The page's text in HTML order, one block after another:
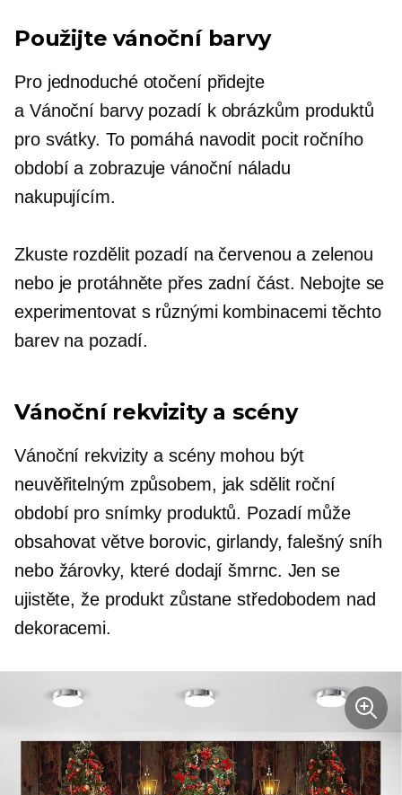
Použijte vánoční barvy
Pro jednoduché otočení přidejte
a Vánoční barvypozadí k obrázkům produktů
pro svátky. To pomáhá navodit pocit ročního
období a zobrazuje vánoční náladu
nakupujícím.
Zkuste rozdělit pozadí na červenou a zelenou
nebo je protáhněte přes zadní část. Nebojte se
experimentovat s různými kombinacemi těchto
barev na pozadí.
Vánoční rekvizity a scény
Vánoční rekvizity a scény mohou být
neuvěřitelným způsobem, jak sdělit roční
období pro snímky produktů. Pozadí může
obsahovat větve borovic, girlandy, falešný sníh
nebo žárovky, které dodají šmrnc. Jen se
ujistěte, že produkt zůstane středobodem nad
dekoracemi.